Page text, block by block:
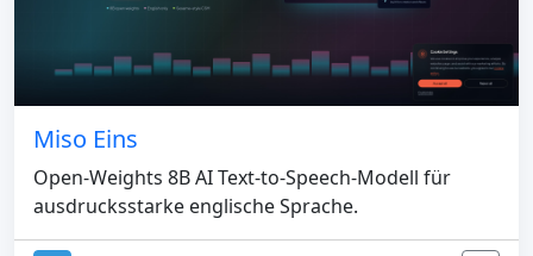
Miso Eins
Open-Weights 8B AI Text-to-Speech-Modell für
ausdrucksstarke englische Sprache.